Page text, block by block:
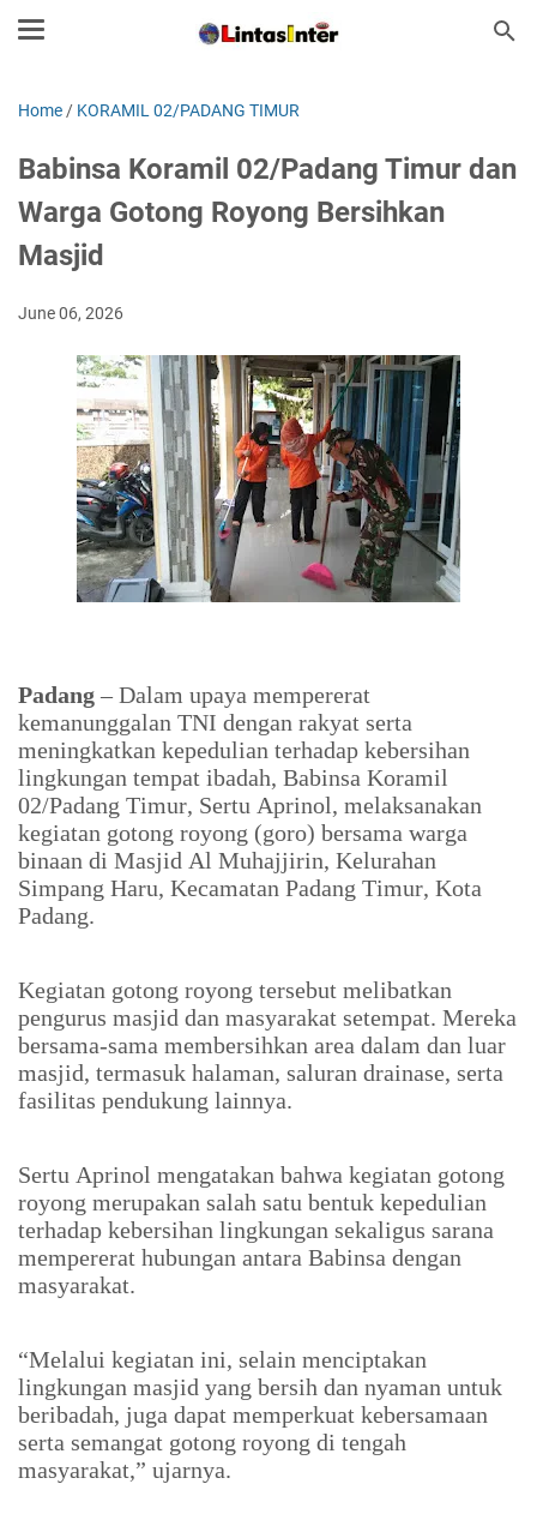
Home / KORAMIL 02/PADANG TIMUR
Babinsa Koramil 02/Padang Timur dan
Warga Gotong Royong Bersihkan
Masjid
June 06, 2026
Padang– Dalam upaya mempererat
kemanunggalan TNI dengan rakyat serta
meningkatkan kepedulian terhadap kebersihan
lingkungan tempat ibadah, Babinsa Koramil
02/Padang Timur, Sertu Aprinol, melaksanakan
kegiatan gotong royong (goro) bersama warga
binaan di Masjid Al Muhajjirin, Kelurahan
Simpang Haru, Kecamatan Padang Timur, Kota
Padang.
Kegiatan gotong royong tersebut melibatkan
pengurus masjid dan masyarakat setempat. Mereka
bersama-sama membersihkan area dalam dan luar
masjid, termasuk halaman, saluran drainase, serta
fasilitas pendukung lainnya.
Sertu Aprinol mengatakan bahwa kegiatan gotong
royong merupakan salah satu bentuk kepedulian
terhadap kebersihan lingkungan sekaligus sarana
mempererat hubungan antara Babinsa dengan
masyarakat.
“Melalui kegiatan ini, selain menciptakan
lingkungan masjid yang bersih dan nyaman untuk
beribadah, juga dapat memperkuat kebersamaan
serta semangat gotong royong di tengah
masyarakat,” ujarnya.